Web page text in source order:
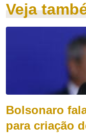
Veja
Bolsonaro
para criação